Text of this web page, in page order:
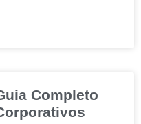
Completo